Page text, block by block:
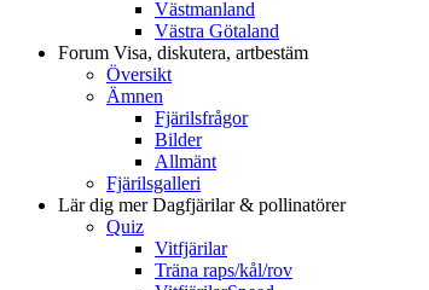
Västmanland
Västra Götaland
Forum Visa, diskutera, artbestäm
Översikt
Ämnen
Fjärilsfrågor
Bilder
Allmänt
Fjärilsgalleri
Lär dig merDagfjärilar & pollinatörer
Quiz
Vitfjärilar
Träna raps/kål/rov